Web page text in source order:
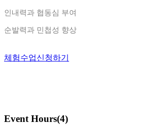
인내력과 협동심 부여
순발력과 민첩성 향상
체험수업신청하기
Event Hours(4)